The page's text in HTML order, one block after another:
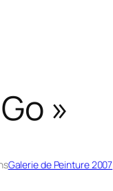
»
Galerie de Peinture 2007